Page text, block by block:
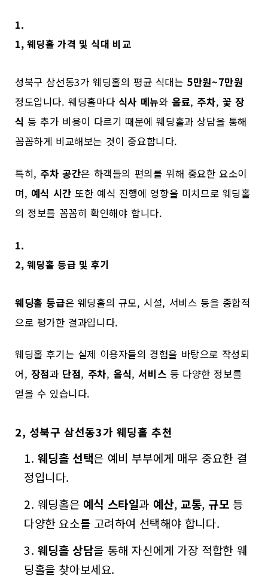
1.
1, 웨딩홀 가격 및 식대 비교
성북구 삼선동3가 웨딩홀의 평균 식대는 5만원~7만원
정도입니다. 웨딩홀마다 식사 메뉴와 음료, 주차, 꽃 장
식 등 추가 비용이 다르기 때문에 웨딩홀과 상담을 통해
꼼꼼하게 비교해보는 것이 중요합니다.
특히, 주차 공간은 하객들의 편의를 위해 중요한 요소이
며, 예식 시간 또한 예식 진행에 영향을 미치므로 웨딩홀
의 정보를 꼼꼼히 확인해야 합니다.
1.
2, 웨딩홀 등급 및 후기
웨딩홀 등급은 웨딩홀의 규모, 시설, 서비스 등을 종합적
으로 평가한 결과입니다.
웨딩홀 후기는 실제 이용자들의 경험을 바탕으로 작성되
어, 장점과 단점, 주차, 음식,서비스 등 다양한 정보를
얻을 수 있습니다.
2, 성북구 삼선동3가 웨딩홀 추천
웨딩홀 선택은 예비 부부에게 매우 중요한 결
정입니다.
웨딩홀은 예식 스타일과 예산,교통, 규모 등
다양한 요소를 고려하여 선택해야 합니다.
웨딩홀 상담을 통해 자신에게 가장 적합한 웨
딩홀을 찾아보세요.